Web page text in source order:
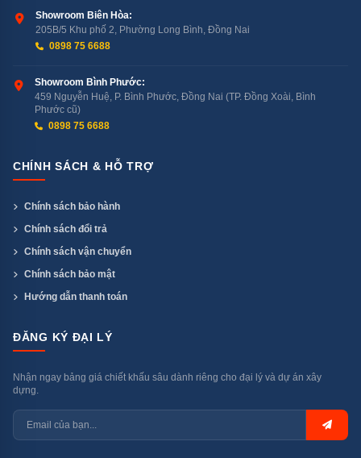
Ứng dụng Home Connect giúp người dùng có thể dễ dàng giám
khô tự nhiên hơn
vào giai đoạn cuối của chu trình rửa, giúp hơi ẩm thoát
nhiên. Nhờ vào đó, bạn không còn lo tình trạng đọng
Đồng thời, EfficientDry còn giúp tiết kiệm điện năng so
Showroom Biên Hòa:
205B/5 Khu phố 2, Phường Long Bình, Đồng Nai
0898 75 6688
Showroom Bình Phước:
459 Nguyễn Huệ, P. Bình Phước, Đồng Nai (TP. Đồng Xoài, Bình
Phước cũ)
0898 75 6688
CHÍNH SÁCH & HỖ TRỢ
Chính sách bảo hành
Chính sách đổi trả
Chính sách vận chuyển
Chính sách bảo mật
Hướng dẫn thanh toán
ĐĂNG KÝ ĐẠI LÝ
Nhận ngay bảng giá chiết khấu sâu dành riêng cho đại lý và dự án xây
dựng.